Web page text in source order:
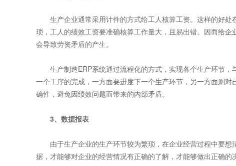
生产企业通常采用计件的方式给工人核算工资。这样的好处
琐，工人的绩效工资要准确核算工作量大，且易出错。因而给
会导致劳资矛盾的产生。
生产制造ERP系统通过流程化的方式，实现各个生产环节，
一个工序的完成，一方面要进度下一个生产环节，另一方面则
确性，避免因绩效问题而带来的内部矛盾。
3、数据报表
由于生产企业的生产环节较为繁琐，在企业经营过程中要想
据，才能够对企业的经营情况有正确的了解，才能够做出正确的